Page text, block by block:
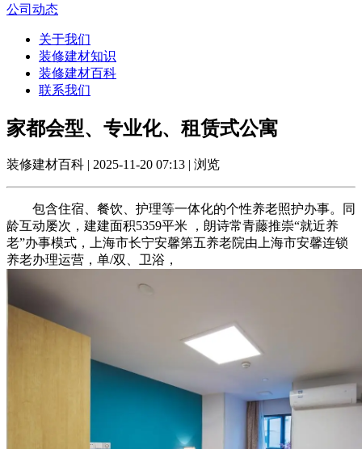
公司动态
关于我们
装修建材知识
装修建材百科
联系我们
家都会型、专业化、租赁式公寓
装修建材百科 | 2025-11-20 07:13 | 浏览
包含住宿、餐饮、护理等一体化的个性养老照护办事。同
龄互动屡次，建建面积5359平米 ，朗诗常青藤推崇“就近养
老”办事模式，上海市长宁安馨第五养老院由上海市安馨连锁
养老办理运营，单/双、卫浴，